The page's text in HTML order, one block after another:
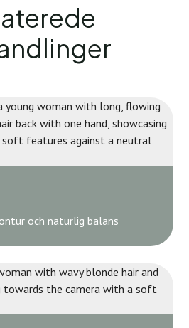
och naturlig balans